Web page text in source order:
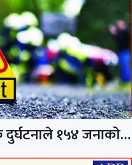
दुर्घटनाले १५४ जनाको…